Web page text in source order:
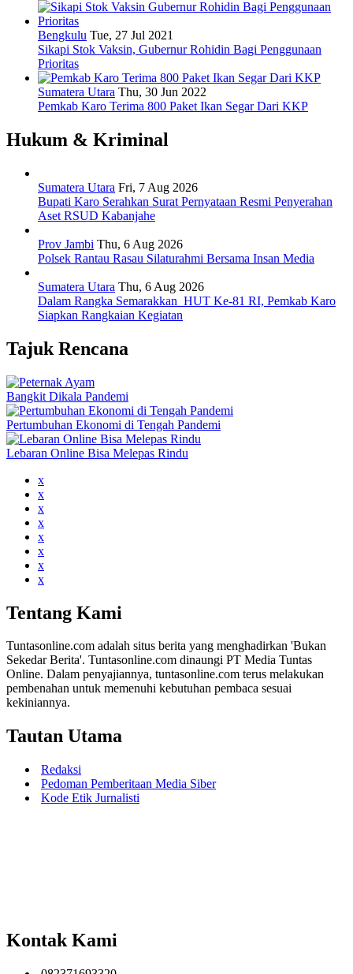
Bengkulu Tue, 27 Jul 2021
Sikapi Stok Vaksin, Gubernur Rohidin Bagi Penggunaan
Prioritas
Sumatera Utara Thu, 30 Jun 2022
Pemkab Karo Terima 800 Paket Ikan Segar Dari KKP
Hukum & Kriminal
Sumatera Utara Fri, 7 Aug 2026
Bupati Karo Serahkan Surat Pernyataan Resmi Penyerahan
Aset RSUD Kabanjahe
Prov Jambi Thu, 6 Aug 2026
Polsek Rantau Rasau Silaturahmi Bersama Insan Media
Sumatera Utara Thu, 6 Aug 2026
Dalam Rangka Semarakkan HUT Ke-81 RI, Pemkab Karo
Siapkan Rangkaian Kegiatan
Tajuk Rencana
Bangkit Dikala Pandemi
Pertumbuhan Ekonomi di Tengah Pandemi
Lebaran Online Bisa Melepas Rindu
x
x
x
x
x
x
x
x
Tentang Kami
Tuntasonline.com adalah situs berita yang menghadirkan 'Bukan
Sekedar Berita'. Tuntasonline.com dinaungi PT Media Tuntas
Online. Dalam penyajiannya, tuntasonline.com terus melakukan
pembenahan untuk memenuhi kebutuhan pembaca sesuai
kekiniannya.
Tautan Utama
Redaksi
Pedoman Pemberitaan Media Siber
Kode Etik Jurnalisti
Kontak Kami